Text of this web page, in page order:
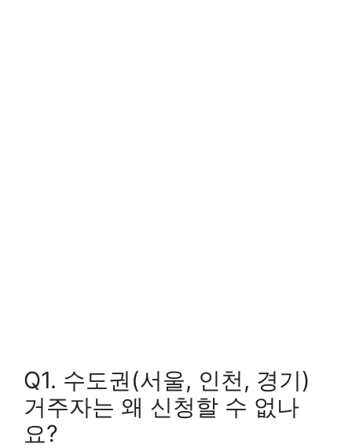
Q1. 수도권(서울, 인천, 경기)
거주자는 왜 신청할 수 없나
요?